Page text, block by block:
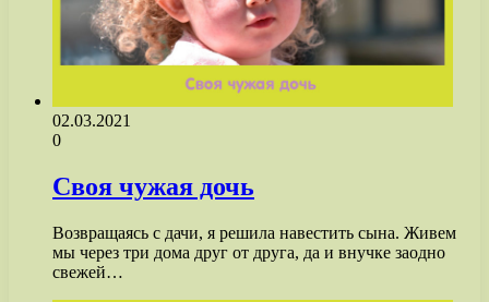
02.03.2021
0
Своя чужая дочь
Возвращаясь с дачи, я решила навестить сына. Живем
мы через три дома друг от друга, да и внучке заодно
свежей…